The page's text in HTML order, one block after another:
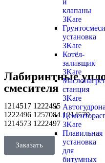
и
клапаны
3Kare
установка
3Kare
Котёл-
заливщик
3Kare
станция
3Kare
3Kare
Плавильная
установка
для
битумных
Лабиринтные
смесителя
1214517 1222495
1222496 1257084 1214570
1214573 1222497
Заказать